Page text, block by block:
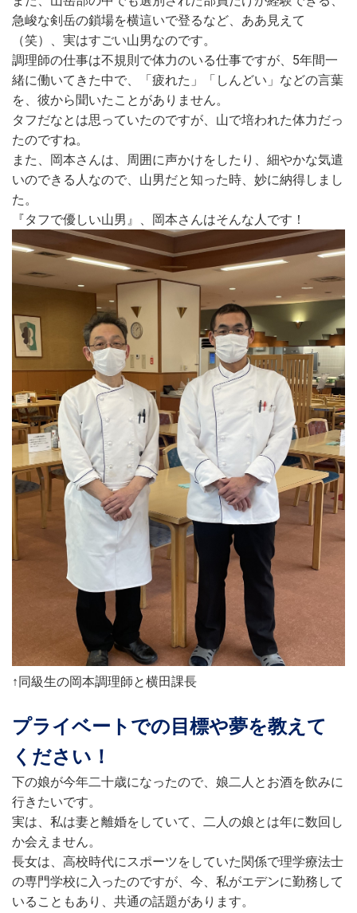
急峻な剣岳の鎖場を横這いで登るなど、ああ見えて
（笑）、実はすごい山男なのです。
調理師の仕事は不規則で体力のいる仕事ですが、5年間一
緒に働いてきた中で、「疲れた」「しんどい」などの言葉
を、彼から聞いたことがありません。
タフだなとは思っていたのですが、山で培われた体力だっ
たのですね。
また、岡本さんは、周囲に声かけをしたり、細やかな気遣
いのできる人なので、山男だと知った時、妙に納得しまし
た。
『タフで優しい山男』、岡本さんはそんな人です！
↑同級生の岡本調理師と横田課長
プライベートでの目標や夢を教えて
ください！
下の娘が今年二十歳になったので、娘二人とお酒を飲みに
行きたいです。
実は、私は妻と離婚をしていて、二人の娘とは年に数回し
か会えません。
長女は、高校時代にスポーツをしていた関係で理学療法士
の専門学校に入ったのですが、今、私がエデンに勤務して
いることもあり、共通の話題があります。